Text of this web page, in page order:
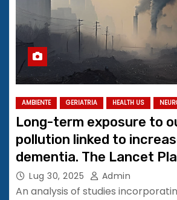
AMBIENTE GERIATRIA HEALTH US
Long-term exposure to
pollution linked to
dementia. The Lancet
Health
Lug 30, 2025 Admin
An analysis of studies